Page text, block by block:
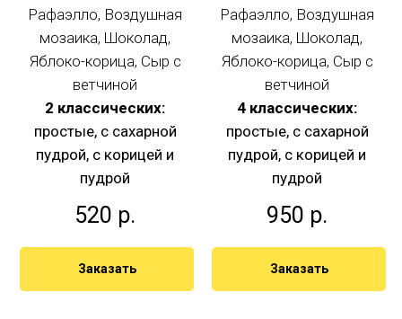
Рафаэлло, Воздушная
мозаика, Шоколад,
Яблоко-корица, Сыр с
ветчиной
2 классических:
простые, с сахарной
пудрой, с корицей и
пудрой
520 р.
Заказать
Рафаэлло, Воздушная
мозаика, Шоколад,
Яблоко-корица, Сыр с
ветчиной
4 классических:
простые, с сахарной
пудрой, с корицей и
пудрой
950 р.
Заказать